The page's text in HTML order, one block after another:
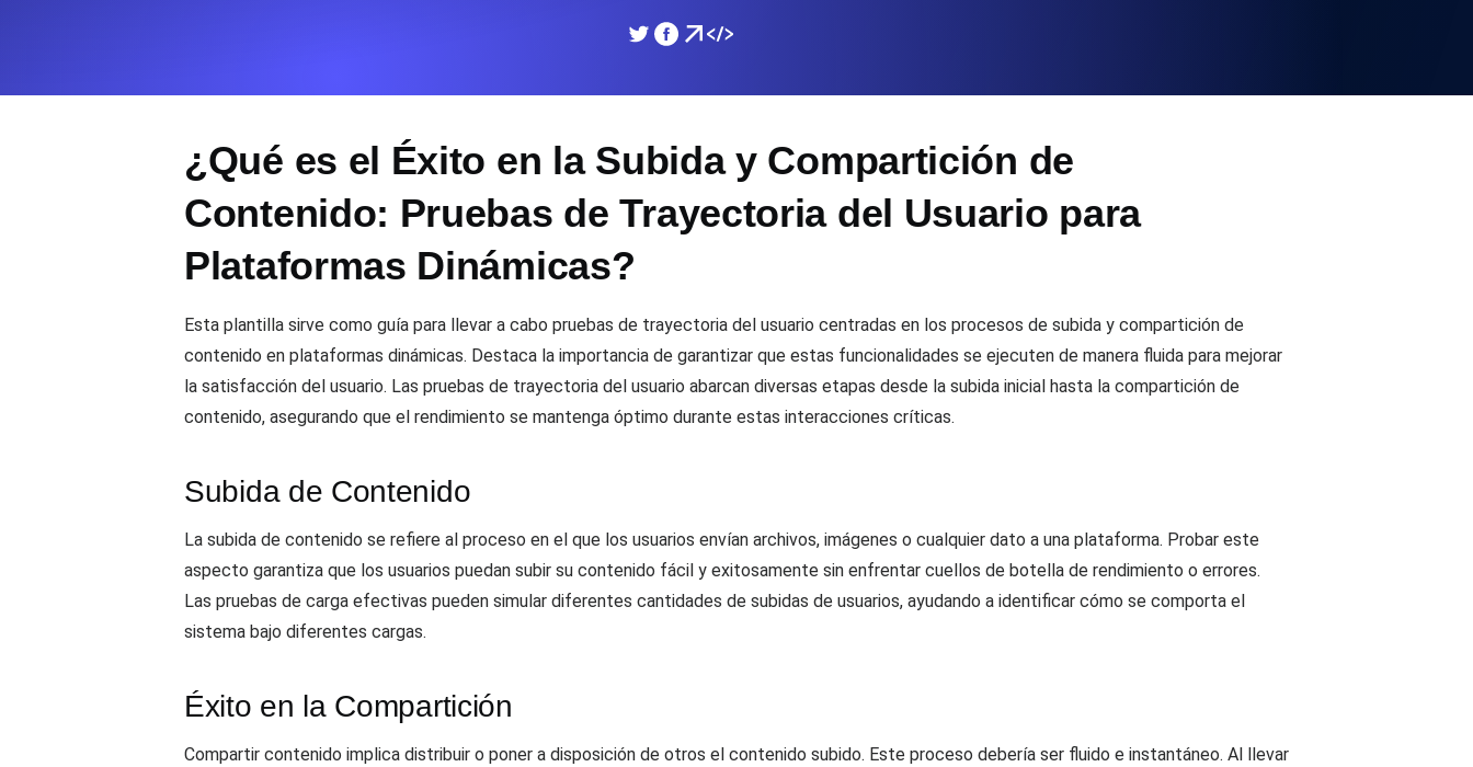
Monitores como YAML, JS y MCP
¿Qué es el Éxito en la Subida y Compartición de
Contenido: Pruebas de Trayectoria del Usuario para
Plataformas Dinámicas?
Esta plantilla sirve como guía para llevar a cabo pruebas de trayectoria del usuario centradas en los procesos de subida y compartición de
contenido en plataformas dinámicas. Destaca la importancia de garantizar que estas funcionalidades se ejecuten de manera fluida para mejorar
la satisfacción del usuario. Las pruebas de trayectoria del usuario abarcan diversas etapas desde la subida inicial hasta la compartición de
contenido, asegurando que el rendimiento se mantenga óptimo durante estas interacciones críticas.
Subida de Contenido
La subida de contenido se refiere al proceso en el que los usuarios envían archivos, imágenes o cualquier dato a una plataforma. Probar este
aspecto garantiza que los usuarios puedan subir su contenido fácil y exitosamente sin enfrentar cuellos de botella de rendimiento o errores.
Las pruebas de carga efectivas pueden simular diferentes cantidades de subidas de usuarios, ayudando a identificar cómo se comporta el
sistema bajo diferentes cargas.
Éxito en la Compartición
Compartir contenido implica distribuir o poner a disposición de otros el contenido subido. Este proceso debería ser fluido e instantáneo. Al llevar